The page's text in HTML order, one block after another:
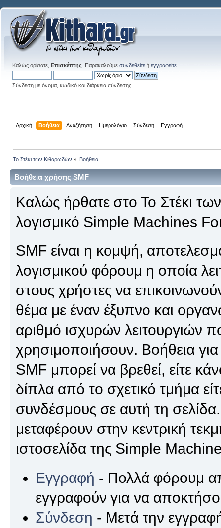
Καλώς ορίσατε, Επισκέπτης . Παρακαλούμε συνδεθείτε ή εγγραφείτε
Σύνδεση με όνομα, κωδικό και διάρκεια σύνδεσης
Αρχική Βοήθεια Αναζήτηση Ημερολόγιο Σύνδεση Εγγραφή
Το Στέκι των Κιθαρωδών » Βοήθεια
Βοήθεια χρήσης SMF
Καλώς ήρθατε στο Το Στέκι
λογισμικό Simple Machines
SMF είναι η κομψή,
λογισμικού φόρουμ η οποία
στους χρήστες να
θέμα με έναν έξυπνο και
αριθμό ισχυρών λειτουργιών
χρησιμοποιήσουν. Βοήθεια
SMF μπορεί να βρεθεί, είτε
δίπλα από το σχετικό τμήμα
συνδέσμους σε αυτή τη
μεταφέρουν στην κεντρική
ιστοσελίδα της Simple
Εγγραφή - Πολλά φόρουμ
εγγραφούν για να
Σύνδεση - Μετά την